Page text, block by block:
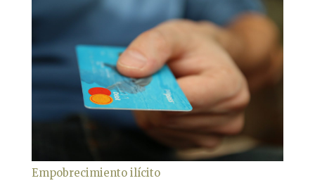
Empobrecimiento ilícito